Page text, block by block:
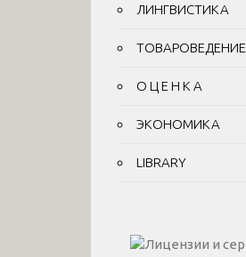
ЛИНГВИСТИКА
ТОВАРОВЕДЕНИЕ
О Ц Е Н К А
ЭКОНОМИКА
LIBRARY